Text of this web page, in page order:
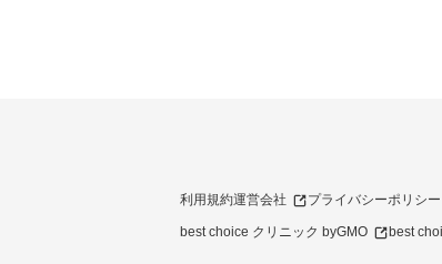
利用規約運営会社 プライバシーポリシー
best choice クリニック byGMO best